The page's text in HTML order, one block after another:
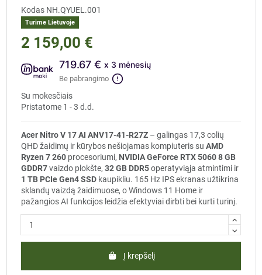
Kodas NH.QYUEL.001
Turime Lietuvoje
2 159,00 €
719.67 € x 3 mėnesių
Be pabrangimo
Su mokesčiais
Pristatome 1 - 3 d.d.
Acer Nitro V 17 AI ANV17-41-R27Z – galingas 17,3 colių
QHD žaidimų ir kūrybos nešiojamas kompiuteris su AMD
Ryzen 7 260 procesoriumi, NVIDIA GeForce RTX 5060 8 GB
GDDR7vaizdo plokšte, 32 GB DDR5operatyviąja atmintimi ir
1 TB PCIe Gen4 SSD kaupikliu. 165 Hz IPS ekranas užtikrina
sklandų vaizdą žaidimuose, o Windows 11 Home ir
pažangios AI funkcijos leidžia efektyviai dirbti bei kurti turinį.
Į krepšelį